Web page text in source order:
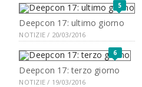
5
Deepcon 17: ultimo giorno
NOTIZIE / 20/03/2016
6
Deepcon 17: terzo giorno
NOTIZIE / 19/03/2016